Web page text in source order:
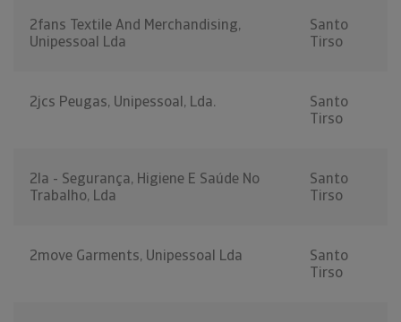
2fans Textile And Merchandising,
Unipessoal Lda
Santo
Tirso
2jcs Peugas, Unipessoal, Lda.
Santo
Tirso
2la - Segurança, Higiene E Saúde No
Trabalho, Lda
Santo
Tirso
2move Garments, Unipessoal Lda
Santo
Tirso